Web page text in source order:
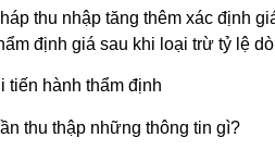
thu nhập tăng thêm xác định
định giá sau khi loại trừ tỷ lệ
tiến hành thẩm định
thu thập những thông tin gì?